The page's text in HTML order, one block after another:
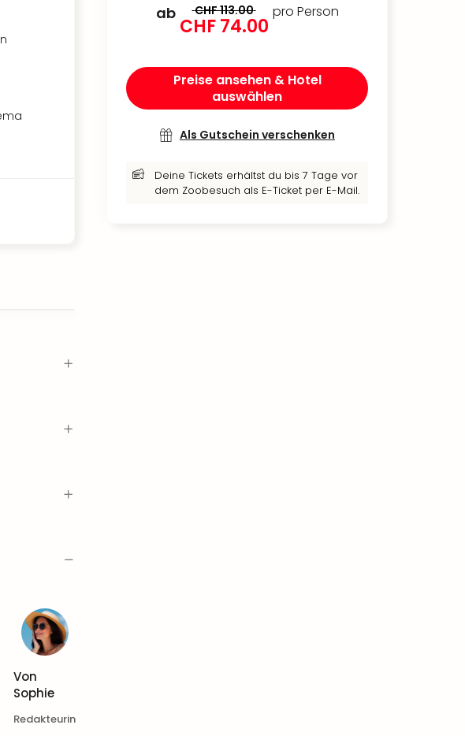
ab CHF 113.00
CHF 74.00
pro Person
Preise ansehen & Hotel
auswählen
Als Gutschein verschenken
Deine Tickets erhältst du bis 7 Tage vor
dem Zoobesuch als E-Ticket per E-Mail.
Von
Sophie
Redakteurin